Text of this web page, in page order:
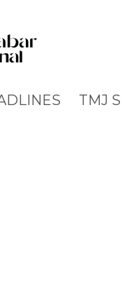
TMJ